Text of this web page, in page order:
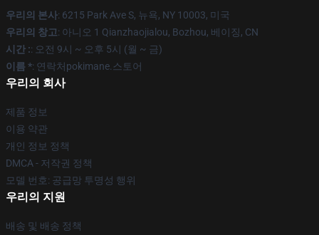
우리의 본사: 6215 Park Ave S, 뉴욕, NY 10003, 미국
우리의 창고: 아니오 1 Qianzhaojialou, Bozhou, 베이징, CN
시간 :: 오전 9시 ~ 오후 5시 (월 ~ 금)
이름 *: 연락처pokimane.스토어
우리의 회사
제품 정보
이용 약관
개인 정보 정책
DMCA - 저작권 정책
모델 번호: 공급망 투명성 행위
우리의 지원
배송 및 배송 정책